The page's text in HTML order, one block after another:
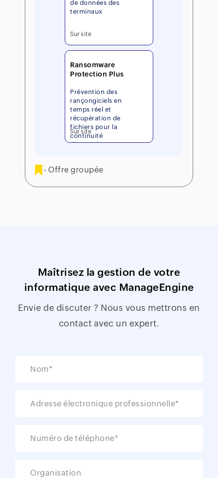
de données des
terminaux
Sur site
Ransomware
Protection Plus
Prévention des
rançongiciels en
temps réel et
récupération de
fichiers pour la
continuité
d’activité
Sur site
- Offre groupée
Maîtrisez la gestion de votre
informatique avec ManageEngine
Envie de discuter ? Nous vous mettrons en
contact avec un expert.
Nom*
Adresse électronique professionnelle*
Numéro de téléphone*
Organisation